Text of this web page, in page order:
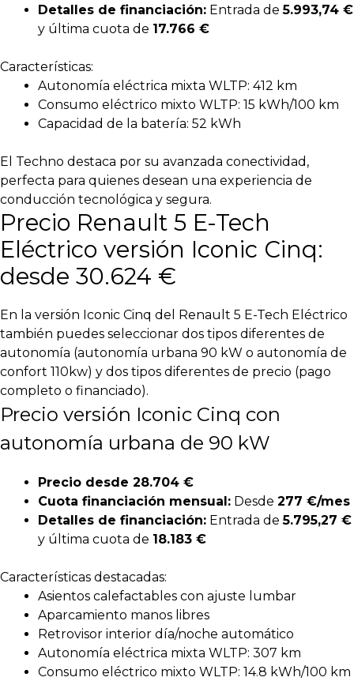
Detalles de financiación: Entrada de5.993,74 €
y última cuota de 17.766 €
Características:
Autonomía eléctrica mixta WLTP: 412 km
Consumo eléctrico mixto WLTP: 15 kWh/100 km
Capacidad de la batería: 52 kWh
El Techno destaca por su avanzada conectividad,
perfecta para quienes desean una experiencia de
conducción tecnológica y segura.
Precio Renault 5 E-Tech
Eléctrico versión Iconic Cinq:
desde 30.624 €
En la versión Iconic Cinq del Renault 5 E-Tech Eléctrico
también puedes seleccionar dos tipos diferentes de
autonomía (autonomía urbana 90 kW o autonomía de
confort 110kw) y dos tipos diferentes de precio (pago
completo o financiado).
Precio versión Iconic Cinq con
autonomía urbana de 90 kW
Precio desde 28.704 €
Cuota financiación mensual: Desde 277 €/mes
Detalles de financiación: Entrada de5.795,27 €
y última cuota de 18.183 €
Características destacadas:
Asientos calefactables con ajuste lumbar
Aparcamiento manos libres
Retrovisor interior día/noche automático
Autonomía eléctrica mixta WLTP: 307 km
Consumo eléctrico mixto WLTP: 14.8 kWh/100 km